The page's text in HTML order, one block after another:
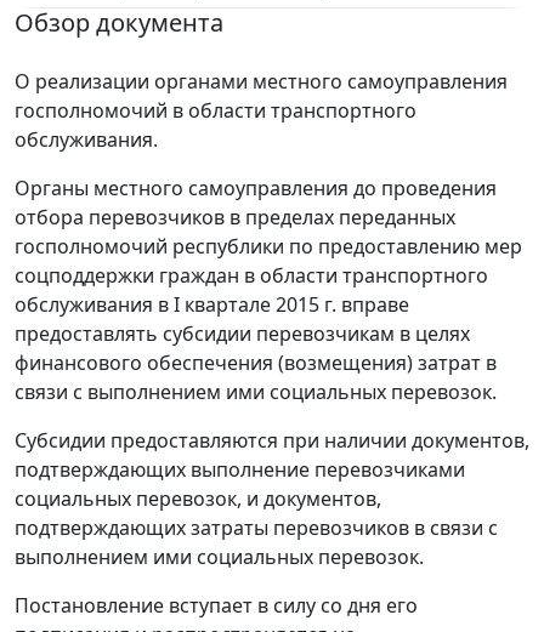
Обзор документа
О реализации органами местного самоуправления
госполномочий в области транспортного
обслуживания.
Органы местного самоуправления до проведения
отбора перевозчиков в пределах переданных
госполномочий республики по предоставлению мер
соцподдержки граждан в области транспортного
обслуживания в I квартале 2015 г. вправе
предоставлять субсидии перевозчикам в целях
финансового обеспечения (возмещения) затрат в
связи с выполнением ими социальных перевозок.
Субсидии предоставляются при наличии документов,
подтверждающих выполнение перевозчиками
социальных перевозок, и документов,
подтверждающих затраты перевозчиков в связи с
выполнением ими социальных перевозок.
Постановление вступает в силу со дня его